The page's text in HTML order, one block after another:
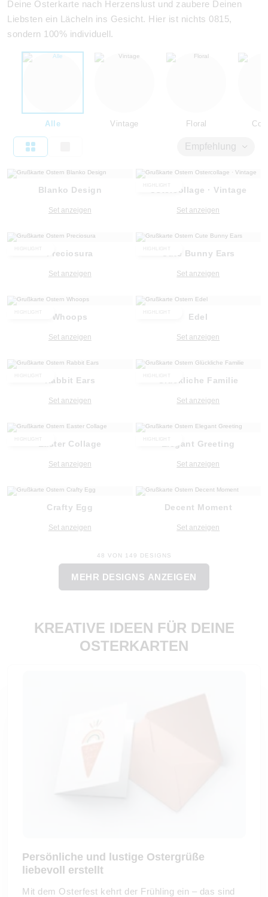
Deine Osterkarte nach Herzenslust und zaubere Deinen
Liebsten ein Lächeln ins Gesicht. Hier ist nichts 0815,
sondern 100% individuell.
Alle Vintage Floral
Empfehlung
Blanko Design
Set anzeigen
Ostercollage · Vintage
Set anzeigen
Preciosura
Set anzeigen
Cute Bunny Ears
Set anzeigen
Whoops
Set anzeigen
Edel
Set anzeigen
Rabbit Ears
Set anzeigen
Glückliche Familie
Set anzeigen
Easter Collage
Set anzeigen
Elegant Greeting
Set anzeigen
Crafty Egg
Set anzeigen
Decent Moment
Set anzeigen
48 VON 149 DESIGNS
MEHR DESIGNS ANZEIGEN
KREATIVE IDEEN FÜR DEINE
OSTERKARTEN
Persönliche und lustige Ostergrüße
liebevoll erstellt
Mit dem Osterfest kehrt der Frühling ein – das sind